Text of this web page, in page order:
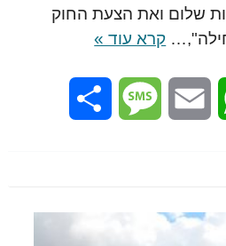
עושות שלום ואת הצעת החוק
קרא עוד »
WhatsApp
Email
Message